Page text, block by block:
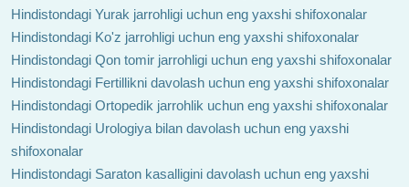
Hindistondagi Yurak jarrohligi uchun eng yaxshi shifoxonalar
Hindistondagi Ko'z jarrohligi uchun eng yaxshi shifoxonalar
Hindistondagi Qon tomir jarrohligi uchun eng yaxshi shifoxonalar
Hindistondagi Fertillikni davolash uchun eng yaxshi shifoxonalar
Hindistondagi Ortopedik jarrohlik uchun eng yaxshi shifoxonalar
Hindistondagi Urologiya bilan davolash uchun eng yaxshi
shifoxonalar
Hindistondagi Saraton kasalligini davolash uchun eng yaxshi